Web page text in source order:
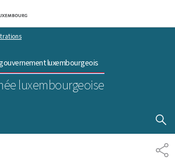
au menu principal
Aller au contenu
luxembourgeois
luxembourgeoise